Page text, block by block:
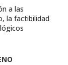
a las
la factibilidad